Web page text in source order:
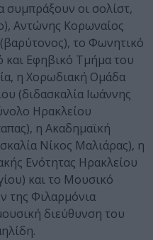
συμπράξουν οι σολίστ,
Αντώνης Κορωναίος
το Φωνητικό
Εφηβικό Τμήμα του
η Χορωδιακή Ομάδα
(διδασκαλία Ιωάννης
Ηρακλείου
η Ακαδημαϊκή
Νίκος Μαλιάρας), η
Ενότητας Ηρακλείου
και το Μουσικό
της Φιλαρμόνια
διεύθυνση του